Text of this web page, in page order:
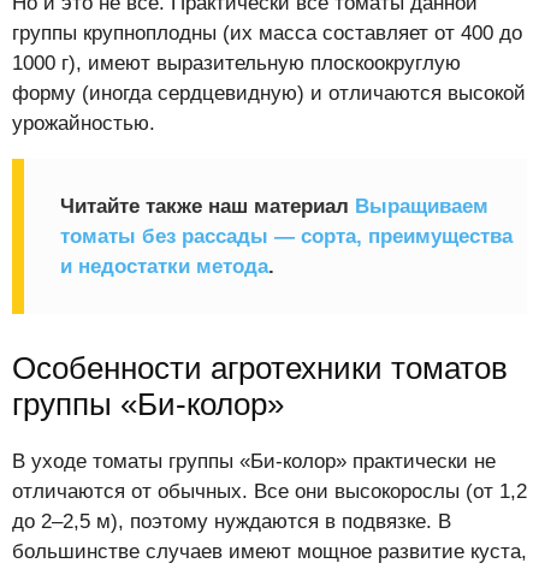
группы крупноплодны (их масса составляет от 400 до
1000 г), имеют выразительную плоскоокруглую
форму (иногда сердцевидную) и отличаются высокой
урожайностью.
Читайте также наш материал Выращиваем
томаты без рассады — сорта, преимущества
и недостатки метода.
Особенности агротехники томатов
группы «Би-колор»
В уходе томаты группы «Би-колор» практически не
отличаются от обычных. Все они высокорослы (от 1,2
до 2–2,5 м), поэтому нуждаются в подвязке. В
большинстве случаев имеют мощное развитие куста,